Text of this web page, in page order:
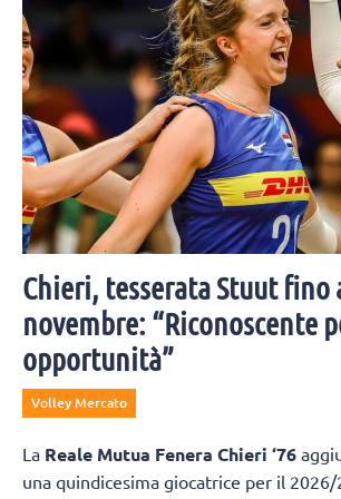
Chieri, tesserata Stuut fino
novembre: “Riconoscente
opportunità”
Volley Mercato
La Reale Mutua Fenera Chieri ‘76
una quindicesima giocatrice per il